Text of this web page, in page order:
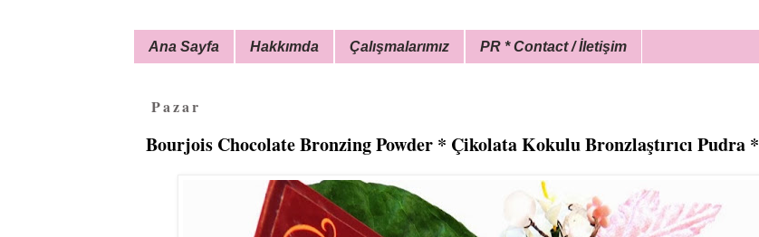
Ana Sayfa Hakkımda Çalışmalarımız PR * Contact / İletişim
Pazar
Bourjois Chocolate Bronzing Powder * Çikolata Kokulu Bronzlaştırıcı Pudra *